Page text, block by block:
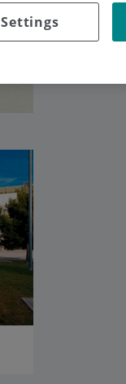
Settings